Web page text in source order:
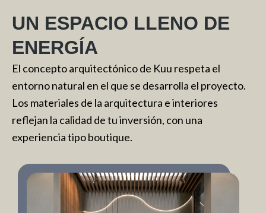
UN ESPACIO LLENO DE
ENERGÍA
El concepto arquitectónico de Kuu respeta el
entorno natural en el que se desarrolla el proyecto.
Los materiales de la arquitectura e interiores
reflejan la calidad de tu inversión, con una
experiencia tipo boutique.